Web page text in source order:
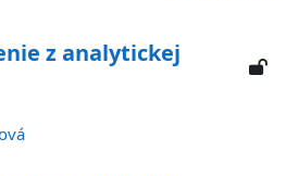
z analytickej